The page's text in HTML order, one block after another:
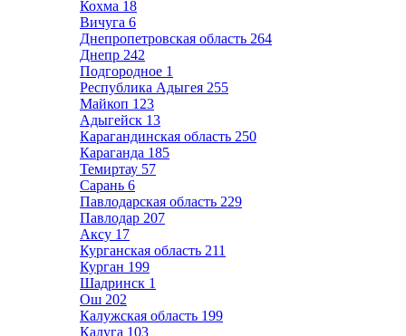
Кохма 18
Вичуга 6
Днепропетровская область 264
Днепр 242
Подгородное 1
Республика Адыгея 255
Майкоп 123
Адыгейск 13
Карагандинская область 250
Караганда 185
Темиртау 57
Сарань 6
Павлодарская область 229
Павлодар 207
Аксу 17
Курганская область 211
Курган 199
Шадринск 1
Ош 202
Калужская область 199
Калуга 103